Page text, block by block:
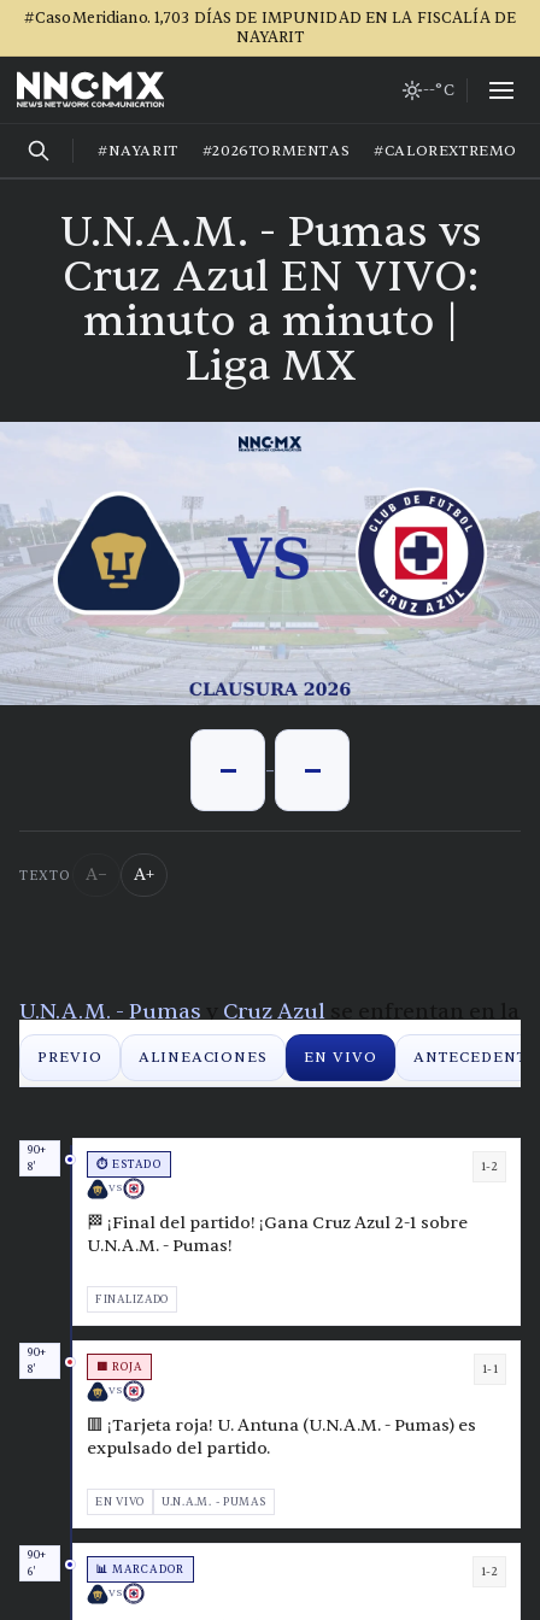
#CasoMeridiano. 1,703 DÍAS DE IMPUNIDAD EN LA FISCALÍA DE
NAYARIT
--°C
#NAYARIT #2026TORMENTAS #CALOREXTREMO
U.N.A.M. - Pumas vs
Cruz Azul EN VIVO:
minuto a minuto |
Liga MX
- - -
TEXTO A− A+
PREVIO ALINEACIONES EN VIVO
U.N.A.M. - Pumas Cruz Azul
Clausura 2026 de la Liga MX. Aqui te contamos
lo que pasa en vivo, minuto a minuto.
90+
8'
⏱️ ESTADO
VS
1-2
🏁 ¡Final del partido! ¡Gana Cruz Azul 2-1 sobre
U.N.A.M. - Pumas!
FINALIZADO
90+
8'
🟥 ROJA
VS
1-1
🟥 ¡Tarjeta roja! U. Antuna (U.N.A.M. - Pumas) es
expulsado del partido.
EN VIVO U.N.A.M. - PUMAS
90+
6'
📊 MARCADOR
VS
1-2